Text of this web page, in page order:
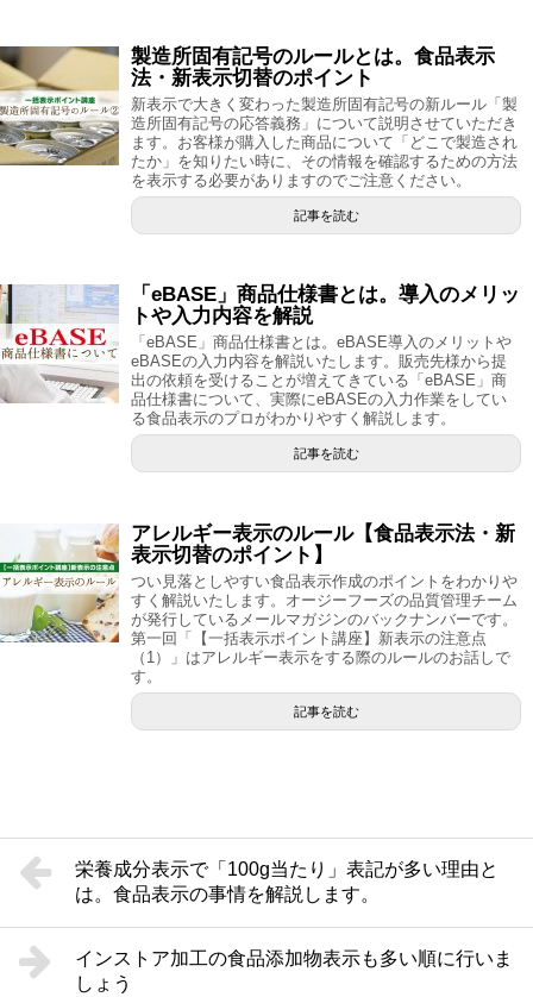
製造所固有記号のルールとは。食品表示
法・新表示切替のポイント
新表示で大きく変わった製造所固有記号の新ルール「製
造所固有記号の応答義務」について説明させていただき
ます。お客様が購入した商品について「どこで製造され
たか」を知りたい時に、その情報を確認するための方法
を表示する必要がありますのでご注意ください。
記事を読む
「eBASE」商品仕様書とは。導入のメリッ
トや入力内容を解説
「eBASE」商品仕様書とは。eBASE導入のメリットや
eBASEの入力内容を解説いたします。販売先様から提
出の依頼を受けることが増えてきている「eBASE」商
品仕様書について、実際にeBASEの入力作業をしてい
る食品表示のプロがわかりやすく解説します。
記事を読む
アレルギー表示のルール【食品表示法・新
表示切替のポイント】
つい見落としやすい食品表示作成のポイントをわかりや
すく解説いたします。オージーフーズの品質管理チーム
が発行しているメールマガジンのバックナンバーです。
第一回「【一括表示ポイント講座】新表示の注意点
（1）」はアレルギー表示をする際のルールのお話しで
す。
記事を読む
栄養成分表示で「100g当たり」表記が多い理由と
は。食品表示の事情を解説します。
インストア加工の食品添加物表示も多い順に行いま
しょう